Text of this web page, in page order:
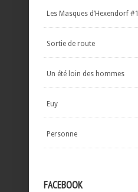
Les Masques d’Hexendorf #1
Sortie de route
Un été loin des hommes
Euy
Personne
FACEBOOK